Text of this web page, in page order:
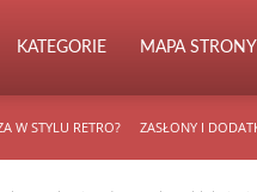
KATEGORIE MAPA STRONY
W STYLU RETRO? ZASŁONY I